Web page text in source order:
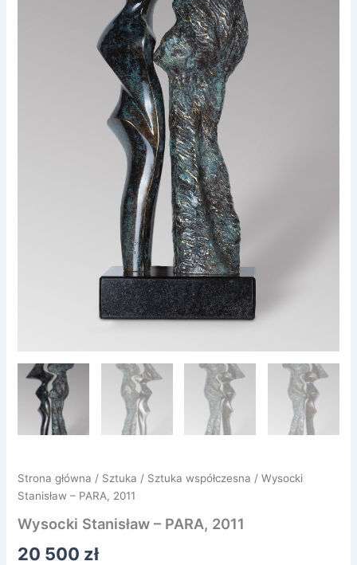
Strona główna / Sztuka / Sztuka współczesna / Wysocki
Stanisław – PARA, 2011
Wysocki Stanisław – PARA, 2011
20 500 zł